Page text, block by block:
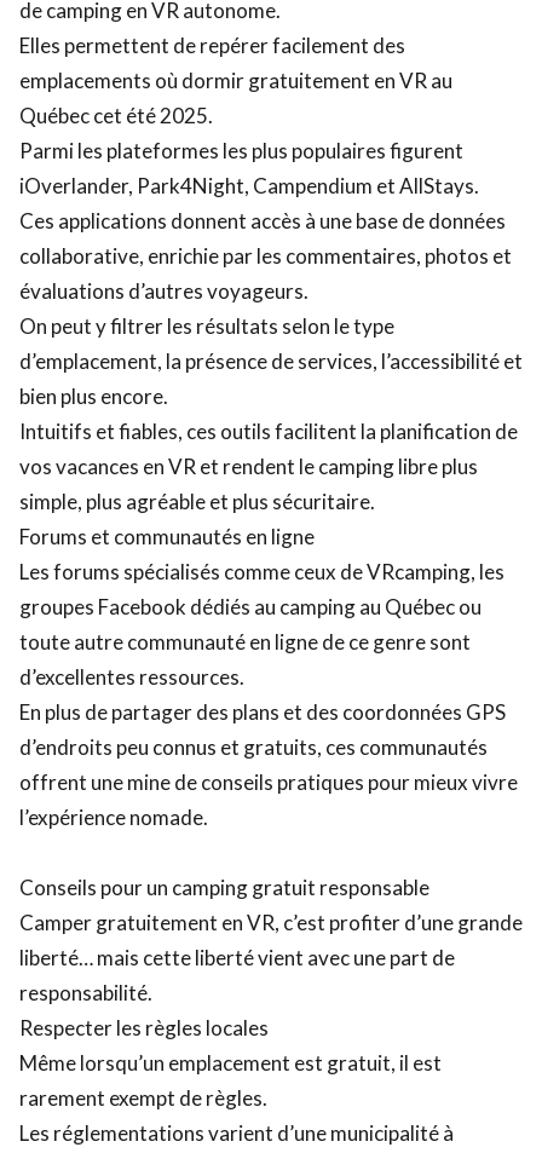
de camping en VR autonome.
Elles permettent de repérer facilement des
emplacements où dormir gratuitement en VR au
Québec cet été 2025.
Parmi les plateformes les plus populaires figurent
iOverlander, Park4Night, Campendium et AllStays.
Ces applications donnent accès à une base de données
collaborative, enrichie par les commentaires, photos et
évaluations d’autres voyageurs.
On peut y filtrer les résultats selon le type
d’emplacement, la présence de services, l’accessibilité et
bien plus encore.
Intuitifs et fiables, ces outils facilitent la planification de
vos vacances en VR et rendent le camping libre plus
simple, plus agréable et plus sécuritaire.
Forums et communautés en ligne
Les forums spécialisés comme ceux de VRcamping, les
groupes Facebook dédiés au camping au Québec ou
toute autre communauté en ligne de ce genre sont
d’excellentes ressources.
En plus de partager des plans et des coordonnées GPS
d’endroits peu connus et gratuits, ces communautés
offrent une mine de conseils pratiques pour mieux vivre
l’expérience nomade.
Conseils pour un camping gratuit responsable
Camper gratuitement en VR, c’est profiter d’une grande
liberté… mais cette liberté vient avec une part de
responsabilité.
Respecter les règles locales
Même lorsqu’un emplacement est gratuit, il est
rarement exempt de règles.
Les réglementations varient d’une municipalité à